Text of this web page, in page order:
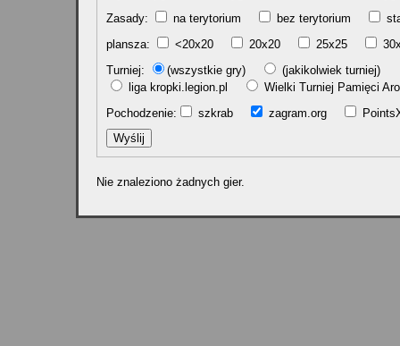
Zasady:
na terytorium bez terytorium
plansza:
<20x20 20x20 25x25
Turniej:
(wszystkie gry)
(jakikolwiek turniej)
liga kropki.legion.pl
Wielki Turniej Pamięci
Pochodzenie:
szkrab zagram.org
Nie znaleziono żadnych gier.